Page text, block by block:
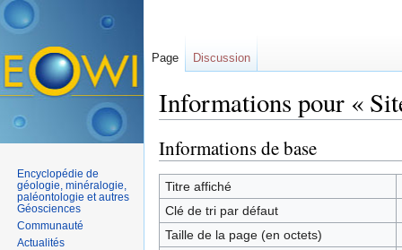
Informations pour «
Informations de base
Titre affiché
Clé de tri par défaut
Taille de la page (en octets)
Page Discussion
Encyclopédie de
géologie, minéralogie,
paléontologie et autres
Géosciences
Communauté
Actualités